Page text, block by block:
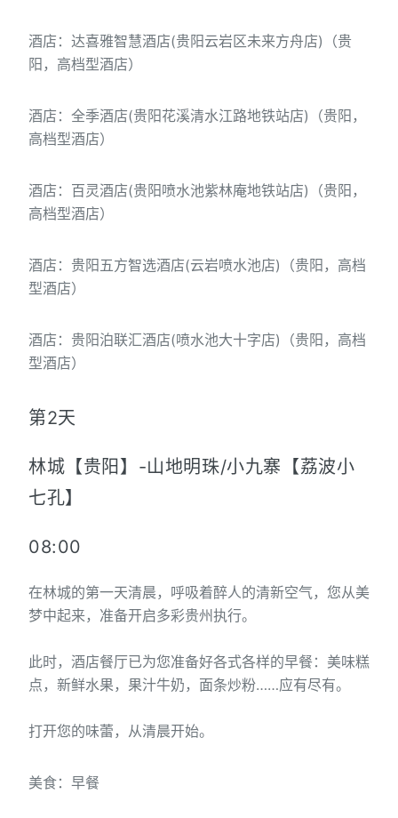
酒店：达喜雅智慧酒店(贵阳云岩区未来方舟店)（贵
阳，高档型酒店）
酒店：全季酒店(贵阳花溪清水江路地铁站店)（贵阳，
高档型酒店）
酒店：百灵酒店(贵阳喷水池紫林庵地铁站店)（贵阳，
高档型酒店）
酒店：贵阳五方智选酒店(云岩喷水池店)（贵阳，高档
型酒店）
酒店：贵阳泊联汇酒店(喷水池大十字店)（贵阳，高档
型酒店）
第2天
林城【贵阳】-山地明珠/小九寨【荔波小
七孔】
08:00
在林城的第一天清晨，呼吸着醉人的清新空气，您从美
梦中起来，准备开启多彩贵州执行。
此时，酒店餐厅已为您准备好各式各样的早餐：美味糕
点，新鲜水果，果汁牛奶，面条炒粉……应有尽有。
打开您的味蕾，从清晨开始。
美食：早餐